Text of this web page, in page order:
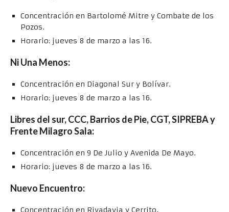
Concentración en Bartolomé Mitre y Combate de los
Pozos.
Horario: jueves 8 de marzo a las 16.
Ni Una Menos:
Concentración en Diagonal Sur y Bolívar.
Horario: jueves 8 de marzo a las 16.
Libres del sur, CCC, Barrios de Pie, CGT, SIPREBA y
Frente Milagro Sala:
Concentración en 9 De Julio y Avenida De Mayo.
Horario: jueves 8 de marzo a las 16.
Nuevo Encuentro:
Concentración en Rivadavia y Cerrito.